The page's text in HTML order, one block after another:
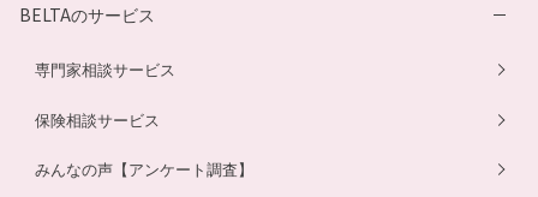
BELTAのサービス
専門家相談サービス
保険相談サービス
みんなの声【アンケート調査】